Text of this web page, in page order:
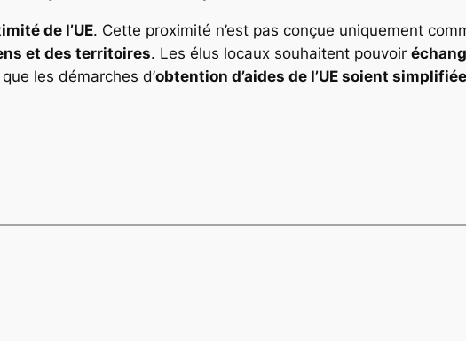
de l’UE. Cette proximité n’est pas conçue uniquement
et des territoires. Les élus locaux souhaitent pouvoir
les démarches d’obtention d’aides de l’UE soient